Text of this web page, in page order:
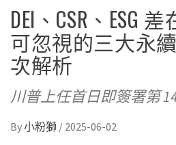
DEI、CSR、ESG
可忽視的三大永
次解析
川普上任首日即簽署第
By小粉獅 / 2025-06-02